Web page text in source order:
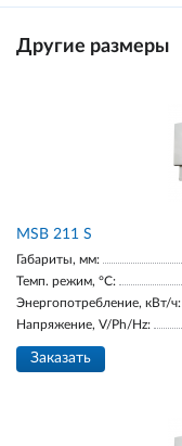
Другие размеры
MSB 211 S
Габариты, мм:
Темп. режим, °С:
Энергопотребление, кВт/ч:
Напряжение, V/Ph/Hz:
Заказать